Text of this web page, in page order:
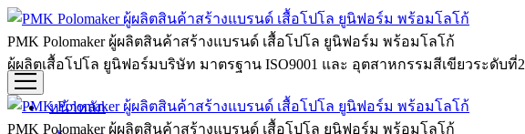
PMK Polomaker ผู้ผลิตสินค้าสร้างแบรนด์ เสื้อโปโล ยูนิฟอร์ม พร้อมโลโก้
ผู้ผลิตเสื้อโปโล ยูนิฟอร์มบริษัท มาตรฐาน ISO9001 และ อุตสาหกรรมสีเขียวระดับที่2
หน้าหลัก
PMK Polomaker ผู้ผลิตสินค้าสร้างแบรนด์ เสื้อโปโล ยูนิฟอร์ม พร้อมโลโก้